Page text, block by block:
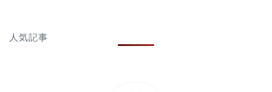
人気記事